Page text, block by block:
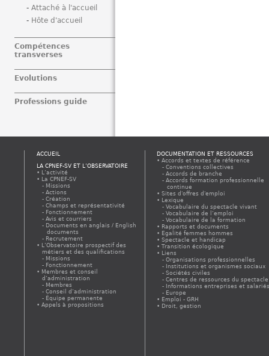
Attaché à l'accueil
Hôte d'accueil
Compétences
transverses
Evolutions
Professions guide
ACCUEIL
LA CPNEF-SV ET L’OBSERVATOIRE
L’activité
La CPNEF-SV
Missions
Actions
Création
Champs et représentativité
Fonctionnement
Avis et courriers
Documents en anglais / English
documents
Recrutement
L’Observatoire prospectif des
métiers et des qualifications
Missions
Fonctionnement
Membres et conseil
d’administration
Membres
Conseil d’administration
Équipe permanente
Appels à propositions
DOCUMENTATION ET RESSOURCES
Accords et textes de référence
Conventions collectives
Accords de branche
Accords formation professionnelle
continue
Sites d'offres d'emploi
Lexique
Vocabulaire du spectacle vivant
Vocabulaire de l’emploi
Vocabulaire de la formation
Rapports et documents
Egalité femmes hommes
Spectacle et handicap
Transition écologique
Liens
Organisations professionnelles
Institutions et organismes sociaux
Sociétés civiles
Centres de ressources du spectacle
Informations entreprises et
Europe
Emploi - GRH
Droit, gestion